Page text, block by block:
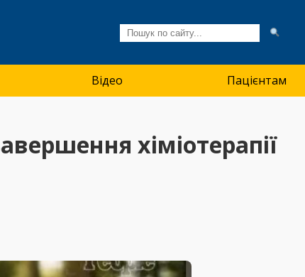
Відео Пацієнтам
хіміотерапії